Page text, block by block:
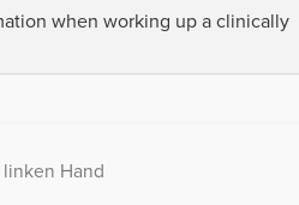
when working up a clinically
linken Hand